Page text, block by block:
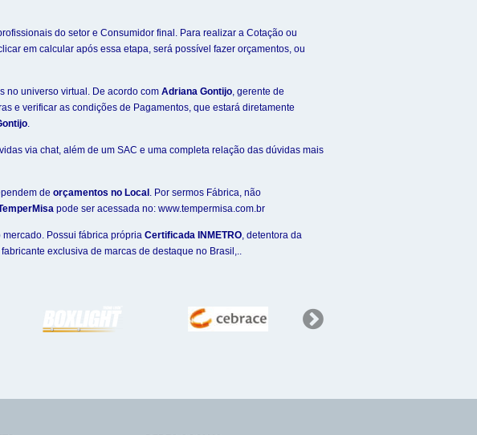
do setor e Consumidor final. Para realizar a Cotação ou
em calcular após essa etapa, será possível fazer orçamentos, ou
no universo virtual. De acordo com Adriana Gontijo, gerente de
e verificar as condições de Pagamentos, que estará diretamente
.
via chat, além de um SAC e uma completa relação das dúvidas mais
de orçamentos no Local . Por sermos Fábrica, não
pode ser acessada no: www.tempermisa.com.br
Possui fábrica própria Certificada INMETRO, detentora da
exclusiva de marcas de destaque no Brasil,..